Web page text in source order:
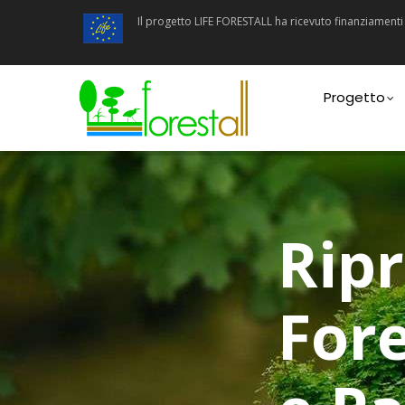
principale
Il progetto LIFE FORESTALL ha ricevuto
Progetto